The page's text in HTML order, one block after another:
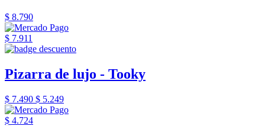
$ 8.790
$ 7.911
Pizarra de lujo - Tooky
$ 7.490 $ 5.249
$ 4.724